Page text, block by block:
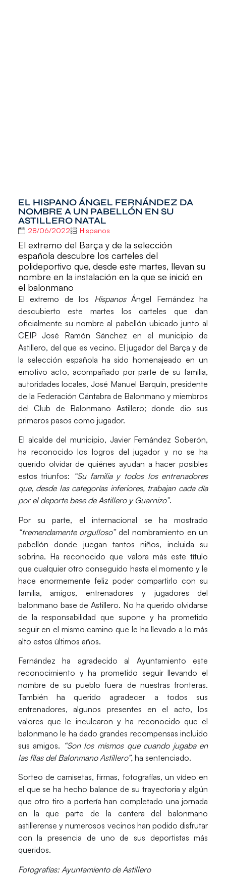
EL HISPANO ÁNGEL FERNÁNDEZ DA
NOMBRE A UN PABELLÓN EN SU
ASTILLERO NATAL
28/06/2022 Hispanos
El extremo del Barça y de la selección
española descubre los carteles del
polideportivo que, desde este martes, llevan su
nombre en la instalación en la que se inició en
el balonmano
El extremo de los HispanosÁngel Fernándezha
descubierto este martes los carteles que dan
oficialmente su nombre al pabellón ubicado junto al
CEIP José Ramón Sánchez en el municipio de
Astillero, del que es vecino. El jugador del Barça y de
la selección española ha sido homenajeado en un
emotivo acto, acompañado por parte de su familia,
autoridades locales,José Manuel Barquín, presidente
de la Federación Cántabra de Balonmanoy miembros
delClub de Balonmano Astillero; donde dio sus
primeros pasos como jugador.
El alcalde del municipio, Javier Fernández Soberón,
ha reconocido los logros del jugador y no se ha
querido olvidar de quiénes ayudan a hacer posibles
estos triunfos: “Su familia y todos los entrenadores
que, desde las categorías inferiores, trabajan cada día
por el deporte base de Astillero y Guarnizo”.
Por su parte, el internacional se ha mostrado
“tremendamente orgulloso”del nombramiento en un
pabellón donde juegan tantos niños, incluida su
sobrina. Ha reconocido que valora más este título
que cualquier otro conseguido hasta el momento y le
hace enormemente feliz poder compartirlo con su
familia, amigos, entrenadores y jugadores del
balonmano base de Astillero. No ha querido olvidarse
de la responsabilidad que supone y ha prometido
seguir en el mismo camino que le ha llevado a lo más
alto estos últimos años.
Fernández ha agradecido al Ayuntamiento este
reconocimiento y ha prometido seguir llevando el
nombre de su pueblo fuera de nuestras fronteras.
También ha querido agradecer a todos sus
entrenadores, algunos presentes en el acto, los
valores que le inculcaron y ha reconocido que el
balonmano le ha dado grandes recompensas incluido
sus amigos. “Son los mismos que cuando jugaba en
las filas del Balonmano Astillero”, ha sentenciado.
Sorteo de camisetas, firmas, fotografías, un vídeo en
el que se ha hecho balance de su trayectoria y algún
que otro tiro a portería han completado una jornada
en la que parte de la cantera del balonmano
astillerense y numerosos vecinos han podido disfrutar
con la presencia de uno de sus deportistas más
queridos.
Fotografías: Ayuntamiento de Astillero